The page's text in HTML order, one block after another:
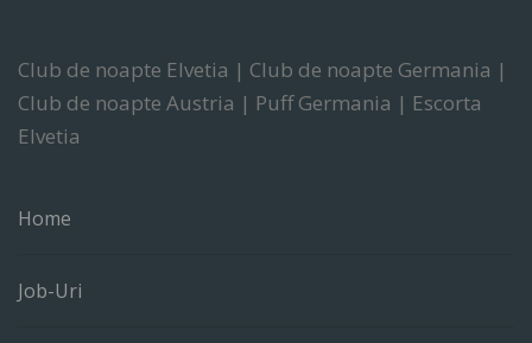
Club de noapte Elvetia | Club de noapte Germania |
Club de noapte Austria | Puff Germania | Escorta
Elvetia
Home
Job-Uri